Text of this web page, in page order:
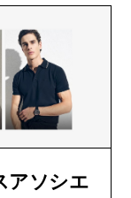
アソシエ